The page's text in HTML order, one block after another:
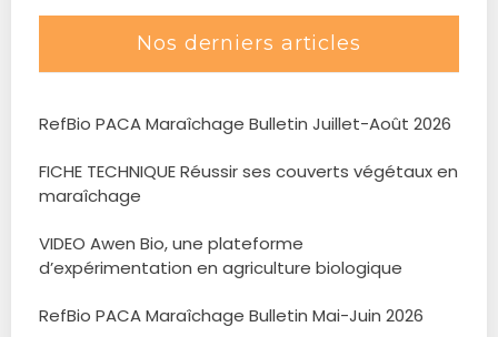
Nos derniers articles
RefBio PACA Maraîchage Bulletin Juillet-Août 2026
FICHE TECHNIQUE Réussir ses couverts végétaux en
maraîchage
VIDEO Awen Bio, une plateforme
d’expérimentation en agriculture biologique
RefBio PACA Maraîchage Bulletin Mai-Juin 2026